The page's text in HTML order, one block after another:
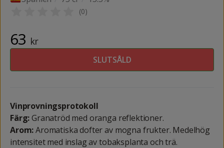
(0)
63 kr
SLUTSÅLD
Vinprovningsprotokoll
Färg:Granatröd med oranga reflektioner.
Arom:Aromatiska dofter av mogna frukter. Medelhög
intensitet med inslag av tobaksplanta och trä.